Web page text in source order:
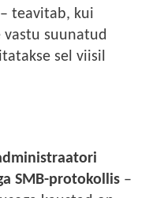
– teavitab, kui
suunatud
sel viisil
SMB-protokollis –